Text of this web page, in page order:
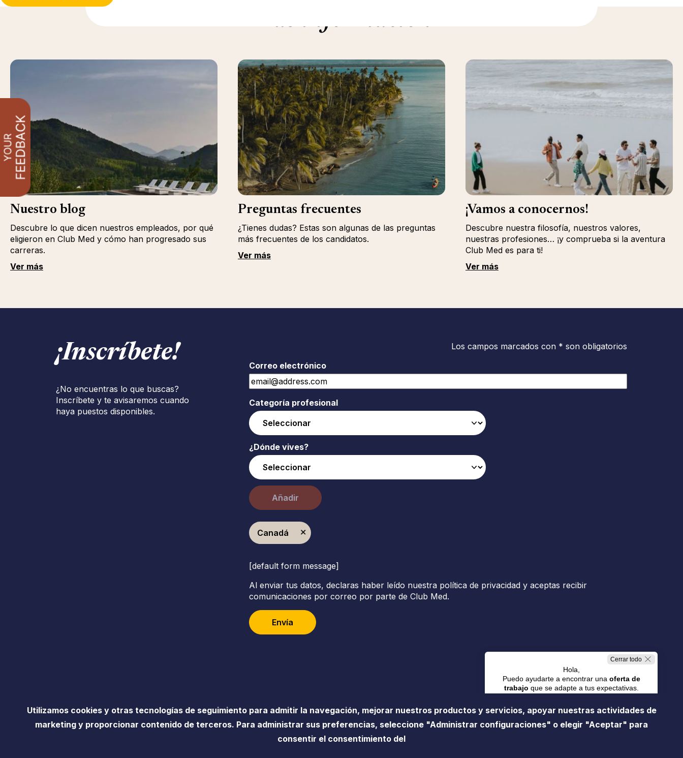
Más información
Nuestro blog
Descubre lo que dicen nuestros empleados, por qué
eligieron en Club Med y cómo han progresado sus
carreras.
Ver más
Preguntas frecuentes
¿Tienes dudas? Estas son algunas de las preguntas
más frecuentes de los candidatos.
Ver más
¡Vamos a conocernos!
Descubre nuestra filosofía, nuestros valores,
nuestras profesiones… ¡y comprueba si la aventura
Club Med es para ti!
Ver más
¡Inscríbete!
¿No encuentras lo que buscas?
Inscríbete y te avisaremos cuando
haya puestos disponibles.
Los campos marcados con * son obligatorios
Correo electrónico
Categoría profesional
¿Dónde vives?
Añadir
Canadá
[default form message]
Al enviar tus datos, declaras haber leído nuestra política de privacidad y aceptas recibir
comunicaciones por correo por parte de Club Med.
Envía
AccesibilidadInformación legal Página de prensaGestión de cookiesMapa de sitio
Utilizamos cookies y otras tecnologías de seguimiento para admitir la navegación, mejorar nuestros productos y servicios, apoyar nuestras actividades de
marketing y proporcionar contenido de terceros. Para administrar sus preferencias, seleccione "Administrar configuraciones" o elegir "Aceptar" para
consentir el consentimiento del
Cerrar todo
Hola,
Puedo ayudarte a encontrar una oferta de
trabajo que se adapte a tus expectativas.